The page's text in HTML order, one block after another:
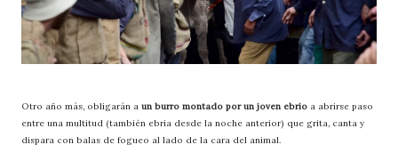
Otro año más, obligarán a un burro montado por un joven ebrio a abrirse paso
entre una multitud (también ebria desde la noche anterior) que grita, canta y
dispara con balas de fogueo al lado de la cara del animal.